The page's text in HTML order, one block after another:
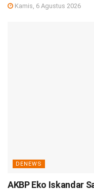
Kamis, 6 Agustus 2026
DENEWS
AKBP Eko Iskandar